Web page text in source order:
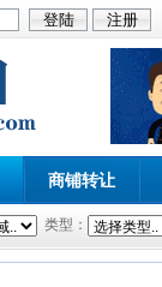
商铺转让
类型：